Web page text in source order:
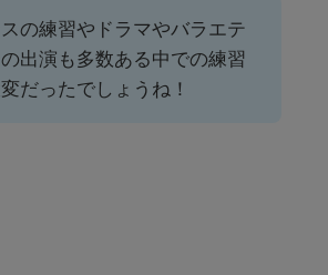
の練習やドラマやバラエテ
の出演も多数ある中での練習
だったでしょうね！